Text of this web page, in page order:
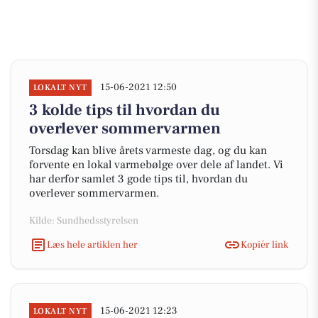
LOKALT NYT 15-06-2021 12:50
3 kolde tips til hvordan du
overlever sommervarmen
Torsdag kan blive årets varmeste dag, og du kan
forvente en lokal varmebølge over dele af landet. Vi
har derfor samlet 3 gode tips til, hvordan du
overlever sommervarmen.
Kilde: Sundhedsstyrelsen
Læs hele artiklen her
Kopiér link
LOKALT NYT 15-06-2021 12:23